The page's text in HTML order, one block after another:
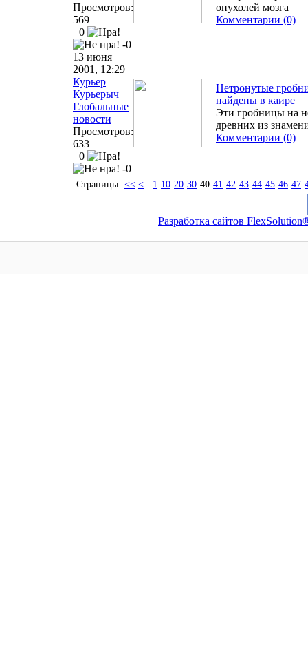
Просмотров:
569
+0
-0
опухолей мозга
Комментарии (0)
13 июня
2001, 12:29
Курьер
Курьерыч
Глобальные
новости
Просмотров:
633
+0
-0
Нетронутые
найдены в каире
Эти гробницы на
древних из
Комментарии (0)
Страницы: << < 1 10 20 30 40 41 42 43 44 45 46 47
Разработка сайтов